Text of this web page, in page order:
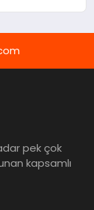
pek çok
kapsamlı